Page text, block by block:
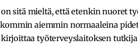
sitä mieltä, että etenkin nuoret
aiemmin normaaleina
työterveyslaitoksen